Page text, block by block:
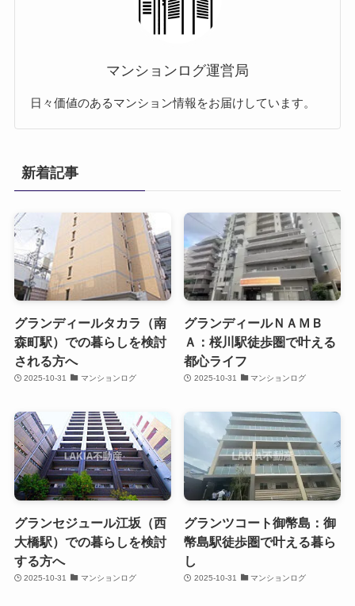
マンションログ運営局
日々価値のあるマンション情報をお届けしています。
新着記事
グランディールタカラ（南
森町駅）での暮らしを検討
される方へ
2025-10-31 マンションログ
グランディールＮＡＭＢ
Ａ：桜川駅徒歩圏で叶える
都心ライフ
2025-10-31 マンションログ
グランセジュール江坂（西
大橋駅）での暮らしを検討
する方へ
2025-10-31 マンションログ
グランツコート御幣島：御
幣島駅徒歩圏で叶える暮ら
し
2025-10-31 マンションログ